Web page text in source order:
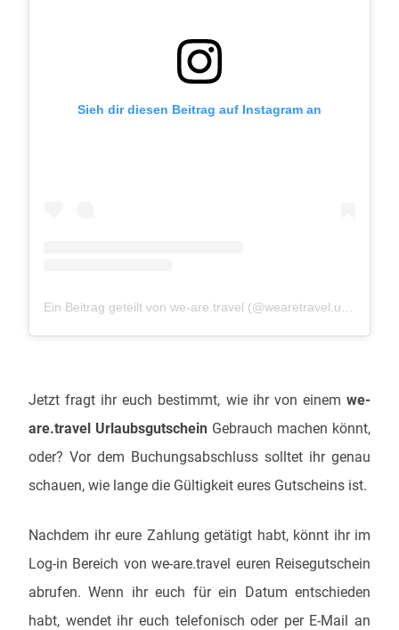
Sieh dir diesen Beitrag auf Instagram an
Jetzt fragt ihr euch bestimmt, wie ihr von einem we-
are.travel Urlaubsgutschein Gebrauch machen könnt,
oder? Vor dem Buchungsabschluss solltet ihr genau
schauen, wie lange die Gültigkeit eures Gutscheins ist.
Nachdem ihr eure Zahlung getätigt habt, könnt ihr im
Log-in Bereich von we-are.travel euren Reisegutschein
abrufen. Wenn ihr euch für ein Datum entschieden
habt, wendet ihr euch telefonisch oder per E-Mail an